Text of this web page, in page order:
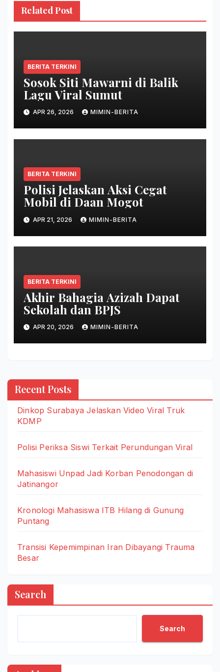
Related Post
BERITA TERKINI
Sosok Siti Mawarni di Balik
Lagu Viral Sumut
APR 26, 2026 MIMIN-BERITA
BERITA TERKINI
Polisi Jelaskan Aksi Cegat
Mobil di Daan Mogot
APR 21, 2026 MIMIN-BERITA
BERITA TERKINI
Akhir Bahagia Azizah Dapat
Sekolah dan BPJS
APR 20, 2026 MIMIN-BERITA
Recent Posts
Dinkop Surabaya Jelaskan Video Viral Truk
KDMP
Polisi Periksa Siswi Terkait Perundungan Viral
Mahasiswi Unpad Jadi Korban Penodongan di
Jatinangor
Kronologi Mahasiswa ITB Hilang di Gunung
Puntang
Transisi Kepemimpinan Iran Dibayangi Trauma
Besar
Search
Search